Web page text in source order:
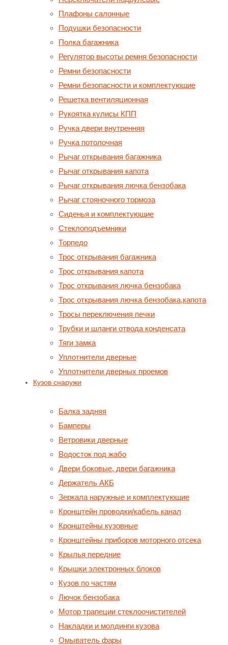
Плафоны салонные
Подушки безопасности
Полка багажника
Регулятор высоты ремня безопасности
Ремни безопасности
Ремни безопасности и комплектующие
Решетка вентиляционная
Рукоятка кулисы КПП
Ручка двери внутренняя
Ручка потолочная
Рычаг открывания багажника
Рычаг открывания капота
Рычаг открывания лючка бензобака
Рычаг стояночного тормоза
Сиденья и комплектующие
Стеклоподъемники
Торпедо
Трос открывания багажника
Трос открывания капота
Трос открывания лючка бензобака
Трос открывания лючка бензобака,капота
Тросы переключения печки
Трубки и шланги отвода конденсата
Тяги замка
Уплотнители дверные
Уплотнители дверных проемов
Кузов снаружи
Балка задняя
Бамперы
Ветровики дверные
Водосток под жабо
Двери боковые, двери багажника
Держатель АКБ
Зеркала наружные и комплектующие
Кронштейн проводки/кабель канал
Кронштейны кузовные
Кронштейны приборов моторного отсека
Крылья передние
Крышки электронных блоков
Кузов по частям
Лючок бензобака
Мотор трапеции стеклоочистителей
Накладки и молдинги кузова
Омыватель фары